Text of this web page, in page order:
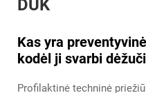
DUK
Kas yra
kodėl ji svarbi
Profilaktinė techninė